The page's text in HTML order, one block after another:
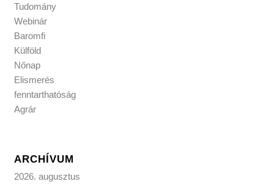
Tudomány
Webinár
Baromfi
Külföld
Nőnap
Elismerés
fenntarthatóság
Agrár
ARCHÍVUM
2026. augusztus